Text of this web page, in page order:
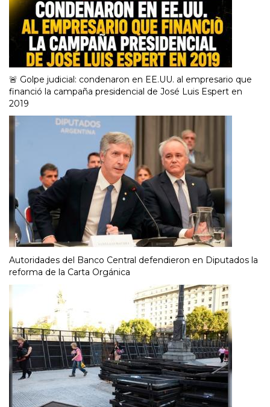
🚨 Golpe judicial: condenaron en EE.UU. al empresario que
financió la campaña presidencial de José Luis Espert en
2019
Autoridades del Banco Central defendieron en Diputados la
reforma de la Carta Orgánica